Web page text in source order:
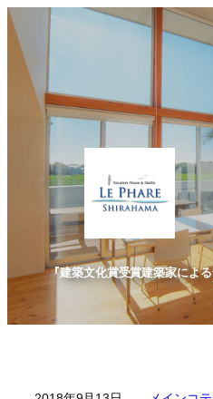
内
容
『建築文化賞受賞建築家によ